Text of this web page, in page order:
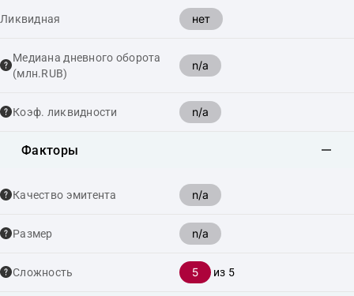
Ликвидная нет
Медиана дневного оборота
(млн.RUB)
n/a
Коэф. ликвидности n/a
Факторы
Качество эмитента n/a
Размер n/a
Сложность 5 из 5